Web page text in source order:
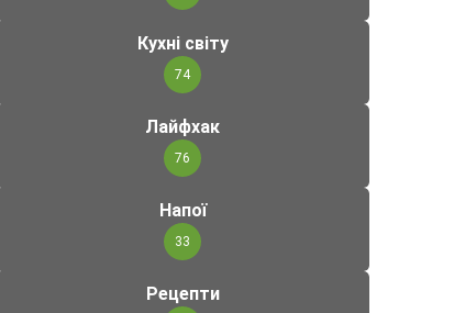
Кухні світу
74
Лайфхак
76
Напої
33
Рецепти